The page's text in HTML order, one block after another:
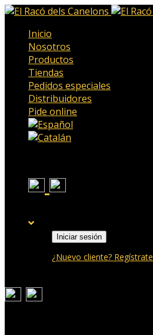
Inicio
Nosotros
Productos
Tiendas
Pedidos especiales
Distribuidores
Pide online
Iniciar sesión
¿Nuevo cliente? Regístrate